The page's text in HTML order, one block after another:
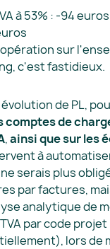
à 53% : -94 euros
sur
c'est fastidieux.
de PL,
comptes de
,ainsi que sur les
à
ne serais plus
par factures,
analytique de
par code
lors de